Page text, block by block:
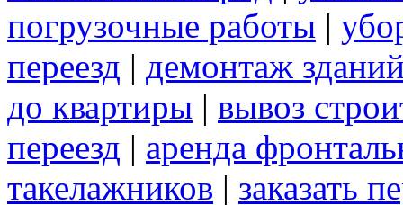
погрузочные работы |
переезд | демонтаж
до квартиры | вывоз
переезд | аренда
такелажников | заказать